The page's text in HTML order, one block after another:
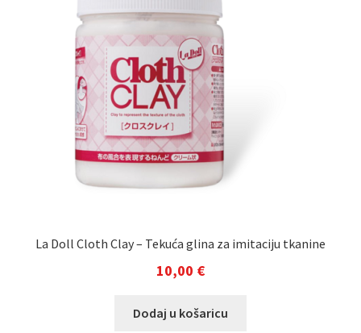
La Doll Cloth Clay – Tekuća glina za imitaciju tkanine
10,00 €
Dodaj u košaricu